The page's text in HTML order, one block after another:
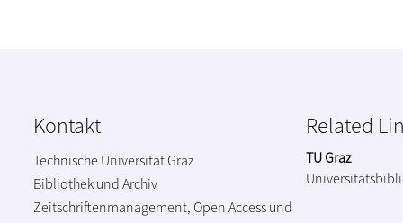
Kontakt
Technische Universität Graz
Bibliothek und Archiv
Zeitschriftenmanagement, Open Access und
Related
TU Graz